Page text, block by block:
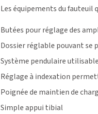
Les équipements du fauteuil
Butées pour réglage des
Dossier réglable pouvant se
Système pendulaire
Réglage à indexation
Poignée de maintien de
Simple appui tibial